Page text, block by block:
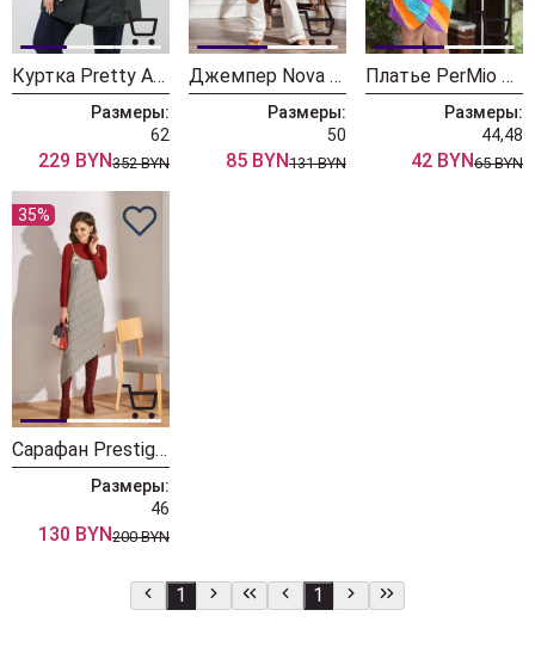
Куртка Pretty Avaro 2079 лайм-черный
Размеры:
62
229 BYN352 BYN
Джемпер Nova Line Avaro 20241
Размеры:
50
85 BYN131 BYN
Платье PerMio Avaro PerMio 05126
Размеры:
44,48
42 BYN65 BYN
35%
Сарафан Prestige Avaro 3500
Размеры:
46
130 BYN200 BYN
1 1